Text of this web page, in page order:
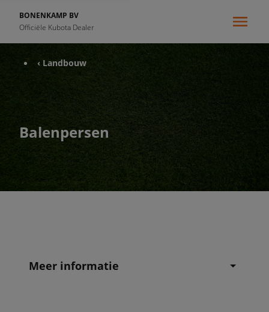
BONENKAMP BV
Officiële Kubota Dealer
‹ Landbouw
Balenpersen
Meer informatie